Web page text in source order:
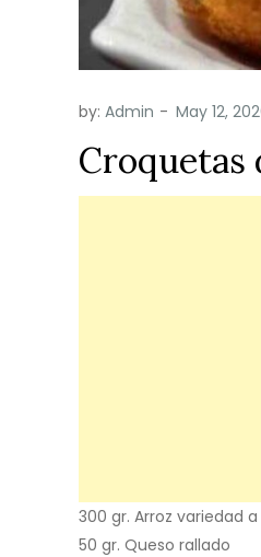
by: Admin
Croquetas
300 gr. Arroz variedad
50 gr. Queso rallado